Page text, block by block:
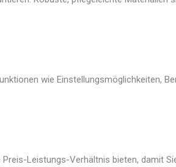
wie Einstellungsmöglichkeiten,
Leistungs-Verhältnis bieten, damit